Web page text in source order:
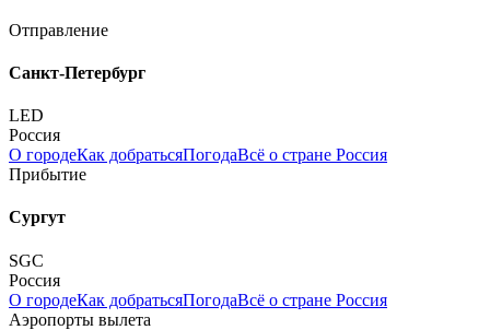
Отправление
Санкт-Петербург
LED
Россия
О городеКак добратьсяПогодаВсё о стране Россия
Прибытие
Сургут
SGC
Россия
О городеКак добратьсяПогодаВсё о стране Россия
Аэропорты вылета